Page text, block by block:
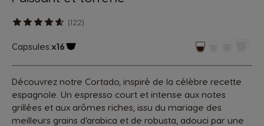
(122)
Capsules:x16
Découvrez notre Cortado, inspiré de la célèbre recette
espagnole. Un espresso court et intense aux notes
grillées et aux arômes riches, issu du mariage des
meilleurs grains d’arabica et de robusta, adouci par une